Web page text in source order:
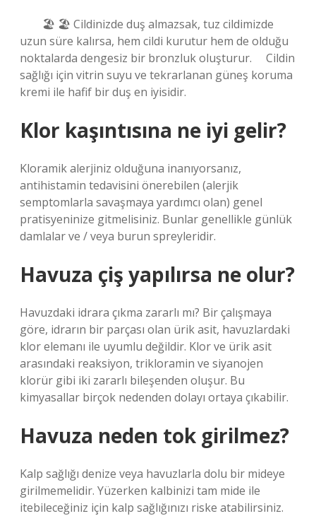
⠀ ⠀ 🏖 🏖 Cildinizde duş almazsak, tuz cildimizde
uzun süre kalırsa, hem cildi kurutur hem de olduğu
noktalarda dengesiz bir bronzluk oluşturur. ⠀ Cildin
sağlığı için vitrin suyu ve tekrarlanan güneş koruma
kremi ile hafif bir duş en iyisidir.
Klor kaşıntısına ne iyi gelir?
Kloramik alerjiniz olduğuna inanıyorsanız,
antihistamin tedavisini önerebilen (alerjik
semptomlarla savaşmaya yardımcı olan) genel
pratisyeninize gitmelisiniz. Bunlar genellikle günlük
damlalar ve / veya burun spreyleridir.
Havuza çiş yapılırsa ne olur?
Havuzdaki idrara çıkma zararlı mı? Bir çalışmaya
göre, idrarın bir parçası olan ürik asit, havuzlardaki
klor elemanı ile uyumlu değildir. Klor ve ürik asit
arasındaki reaksiyon, trikloramin ve siyanojen
klorür gibi iki zararlı bileşenden oluşur. Bu
kimyasallar birçok nedenden dolayı ortaya çıkabilir.
Havuza neden tok girilmez?
Kalp sağlığı denize veya havuzlarla dolu bir mideye
girilmemelidir. Yüzerken kalbinizi tam mide ile
itebileceğiniz için kalp sağlığınızı riske atabilirsiniz.